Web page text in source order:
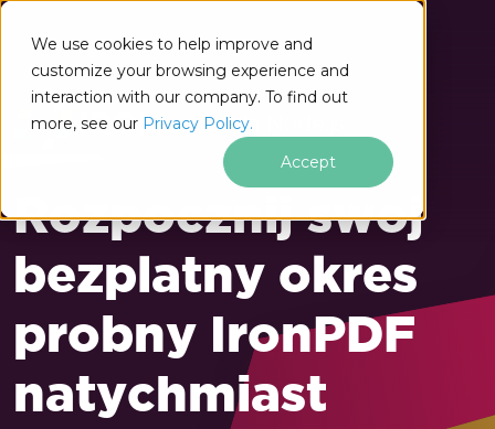
We use cookies to help improve and
customize your browsing experience and
interaction with our company. To find out
more, see our Privacy Policy.
Accept
dla Node.js
Rozpocznij swoj
bezplatny okres
probny IronPDF
natychmiast